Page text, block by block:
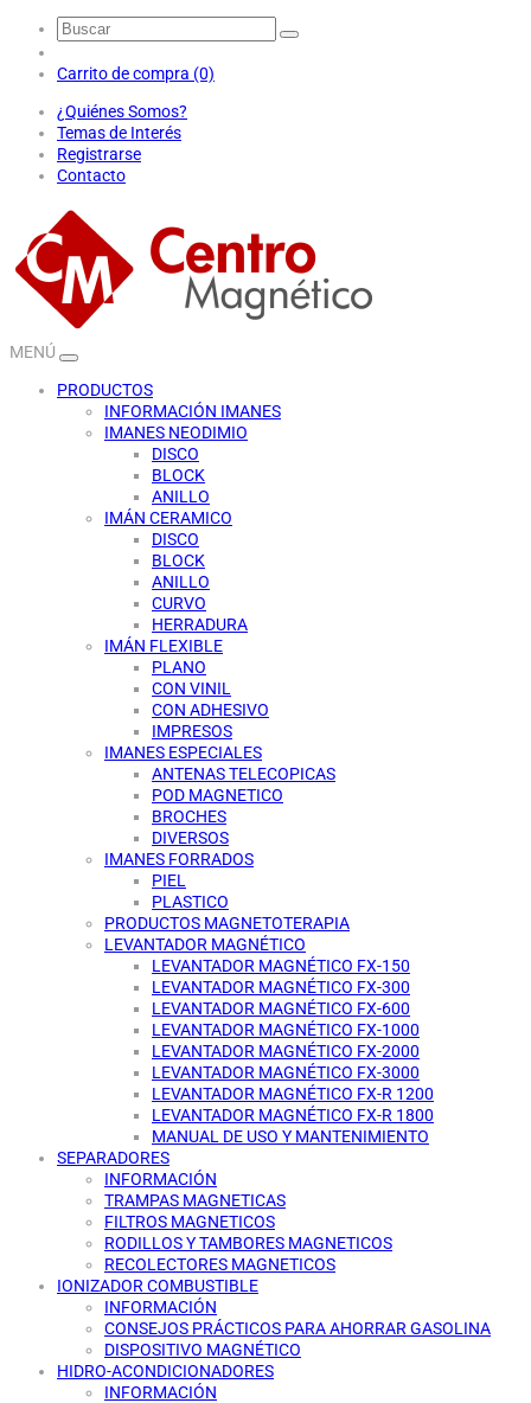
Carrito de compra (0)
¿Quiénes Somos?
Temas de Interés
Registrarse
Contacto
MENÚ
PRODUCTOS
INFORMACIÓN IMANES
IMANES NEODIMIO
DISCO
BLOCK
ANILLO
IMÁN CERAMICO
DISCO
BLOCK
ANILLO
CURVO
HERRADURA
IMÁN FLEXIBLE
PLANO
CON VINIL
CON ADHESIVO
IMPRESOS
IMANES ESPECIALES
ANTENAS TELECOPICAS
POD MAGNETICO
BROCHES
DIVERSOS
IMANES FORRADOS
PIEL
PLASTICO
PRODUCTOS MAGNETOTERAPIA
LEVANTADOR MAGNÉTICO
LEVANTADOR MAGNÉTICO FX-150
LEVANTADOR MAGNÉTICO FX-300
LEVANTADOR MAGNÉTICO FX-600
LEVANTADOR MAGNÉTICO FX-1000
LEVANTADOR MAGNÉTICO FX-2000
LEVANTADOR MAGNÉTICO FX-3000
LEVANTADOR MAGNÉTICO FX-R 1200
LEVANTADOR MAGNÉTICO FX-R 1800
MANUAL DE USO Y MANTENIMIENTO
SEPARADORES
INFORMACIÓN
TRAMPAS MAGNETICAS
FILTROS MAGNETICOS
RODILLOS Y TAMBORES MAGNETICOS
RECOLECTORES MAGNETICOS
IONIZADOR COMBUSTIBLE
INFORMACIÓN
CONSEJOS PRÁCTICOS PARA AHORRAR GASOLINA
DISPOSITIVO MAGNÉTICO
HIDRO-ACONDICIONADORES
INFORMACIÓN